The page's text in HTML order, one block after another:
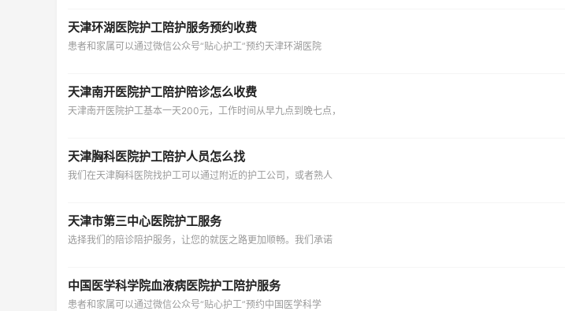
天津环湖医院护工陪护服务预约收费
患者和家属可以通过微信公众号“贴心护工”预约天津环湖医院
天津南开医院护工陪护陪诊怎么收费
天津南开医院护工基本一天200元，工作时间从早九点到晚七点，
天津胸科医院护工陪护人员怎么找
我们在天津胸科医院找护工可以通过附近的护工公司，或者熟人
天津市第三中心医院护工服务
选择我们的陪诊陪护服务，让您的就医之路更加顺畅。我们承诺
中国医学科学院血液病医院护工陪护服务
患者和家属可以通过微信公众号“贴心护工”预约中国医学科学